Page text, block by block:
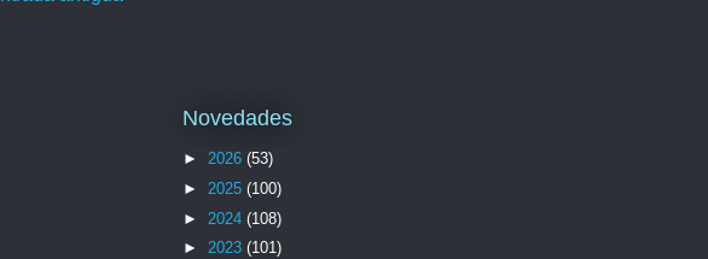
Novedades
► 2026 (53)
► 2025 (100)
► 2024 (108)
► 2023 (101)